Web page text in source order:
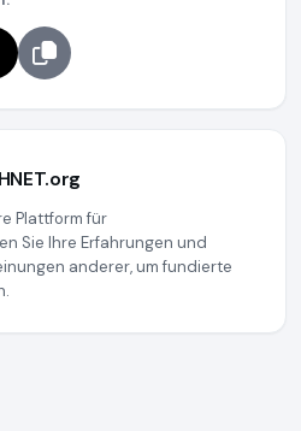
Plattform für
Sie Ihre Erfahrungen und
anderer, um fundierte